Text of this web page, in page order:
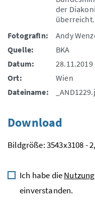
der
überreicht.
FotografIn:
Andy
Quelle:
BKA
Datum:
28.11.2019
Ort:
Wien
Dateiname:
Download
Bildgröße: 3543x3108 -
Ich habe die
einverstanden.